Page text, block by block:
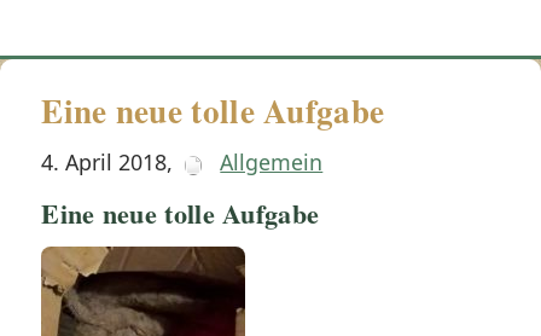
Eine neue tolle Aufgabe
4. April 2018, Allgemein
Eine neue tolle Aufgabe